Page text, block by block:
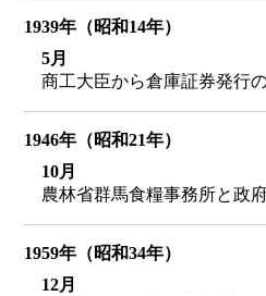
1939年（昭和14年）
5月
商工大臣から倉庫証券発行
1946年（昭和21年）
10月
農林省群馬食糧事務所と政
1959年（昭和34年）
12月